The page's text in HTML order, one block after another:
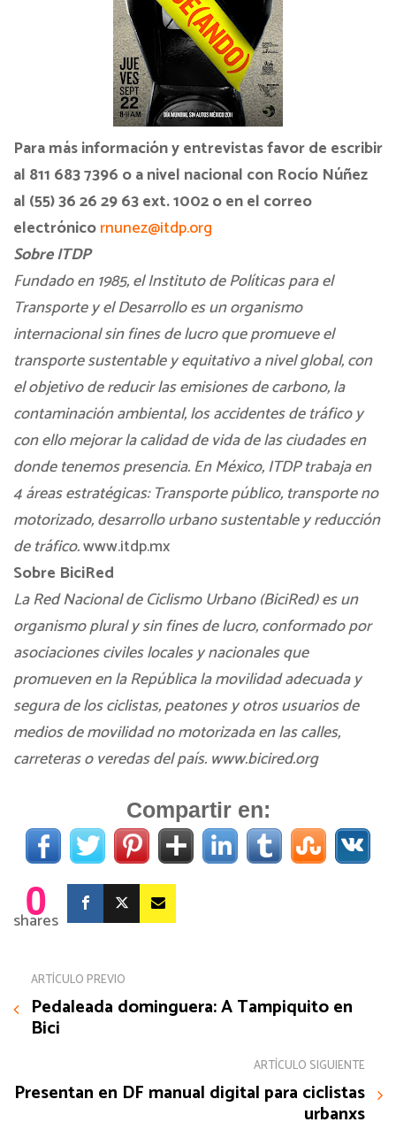
Para más información y entrevistas favor de escribir
al 811 683 7396 o a nivel nacional con Rocío Núñez
al (55) 36 26 29 63 ext. 1002 o en el correo
electrónicornunez@itdp.org
Sobre ITDP
Fundado en 1985, el Instituto de Políticas para el
Transporte y el Desarrollo es un organismo
internacional sin fines de lucro que promueve el
transporte sustentable y equitativo a nivel global, con
el objetivo de reducir las emisiones de carbono, la
contaminación ambiental, los accidentes de tráfico y
con ello mejorar la calidad de vida de las ciudades en
donde tenemos presencia. En México, ITDP trabaja en
4 áreas estratégicas: Transporte público, transporte no
motorizado, desarrollo urbano sustentable y reducción
de tráfico.www.itdp.mx
Sobre BiciRed
La Red Nacional de Ciclismo Urbano (BiciRed) es un
organismo plural y sin fines de lucro, conformado por
asociaciones civiles locales y nacionales que
promueven en la República la movilidad adecuada y
segura de los ciclistas, peatones y otros usuarios de
medios de movilidad no motorizada en las calles,
carreteras o veredas del país. www.bicired.org
Compartir en:
0
shares
ARTÍCULO PREVIO
Pedaleada dominguera: A Tampiquito en
Bici
ARTÍCULO SIGUIENTE
Presentan en DF manual digital para ciclistas
urbanxs